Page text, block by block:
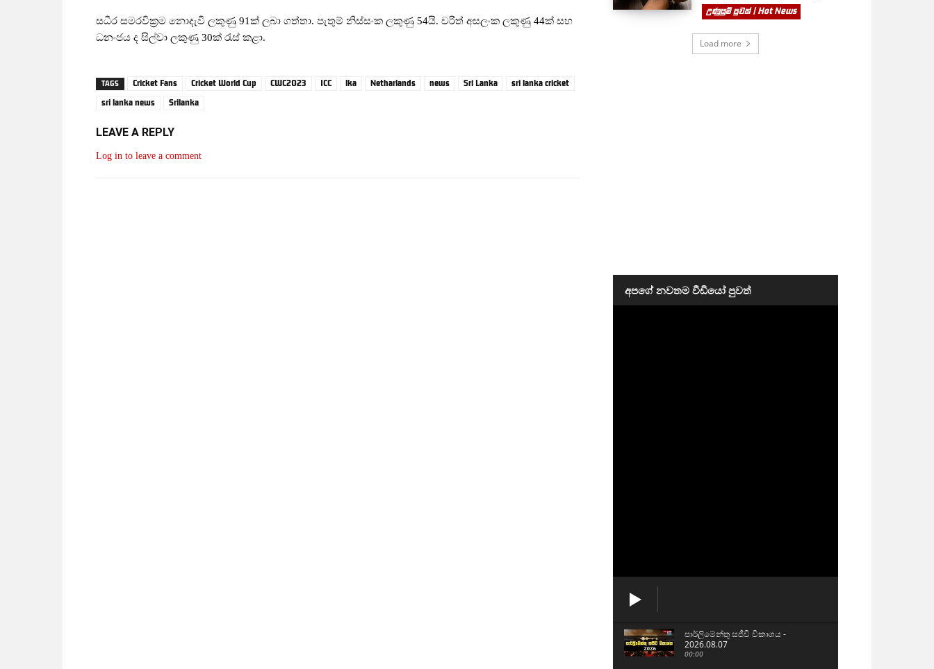
සධීර සමරවික්‍රම නොදැවී ලකුණු 91ක් ලබා ගත්තා. පැතුම් නිස්සංක ලකුණු 54යි. චරිත් අසලංක ලකුණු 44ක් සහ
ධනංජය ද සිල්වා ලකුණු 30ක් රැස් කළා.
TAGS Cricket Fans Cricket World Cup CWC2023 ICC lka Netharlands news Sri Lanka
sri lanka cricket
sri lanka news
Srilanka
LEAVE A REPLY
Log in to leave a comment
උණුසුම් පුවත් | Hot News
Load more
අපගේ නවතම වීඩියෝ පුවත්
පාර්ලිමේන්තු සජීවි විකාශය -
2026.08.07
00:00